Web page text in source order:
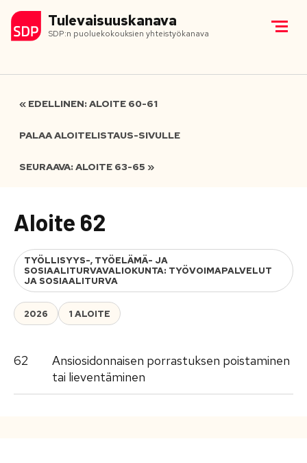
Tulevaisuuskanava
SDP:n puoluekokouksien yhteistyökanava
« EDELLINEN: ALOITE 60-61
PALAA ALOITELISTAUS-SIVULLE
SEURAAVA: ALOITE 63-65 »
Aloite 62
TYÖLLISYYS-, TYÖELÄMÄ- JA
SOSIAALITURVAVALIOKUNTA: TYÖVOIMAPALVELUT
JA SOSIAALITURVA
2026 1 ALOITE
62
Ansiosidonnaisen porrastuksen poistaminen
tai lieventäminen